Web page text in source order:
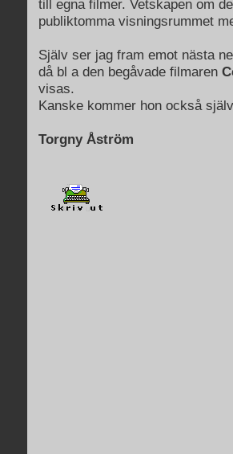
till egna filmer. Vetskapen om
publiktomma visningsrummet
Själv ser jag fram emot nästa
då bl a den begåvade filmaren
visas.
Kanske kommer hon också
Torgny Åström